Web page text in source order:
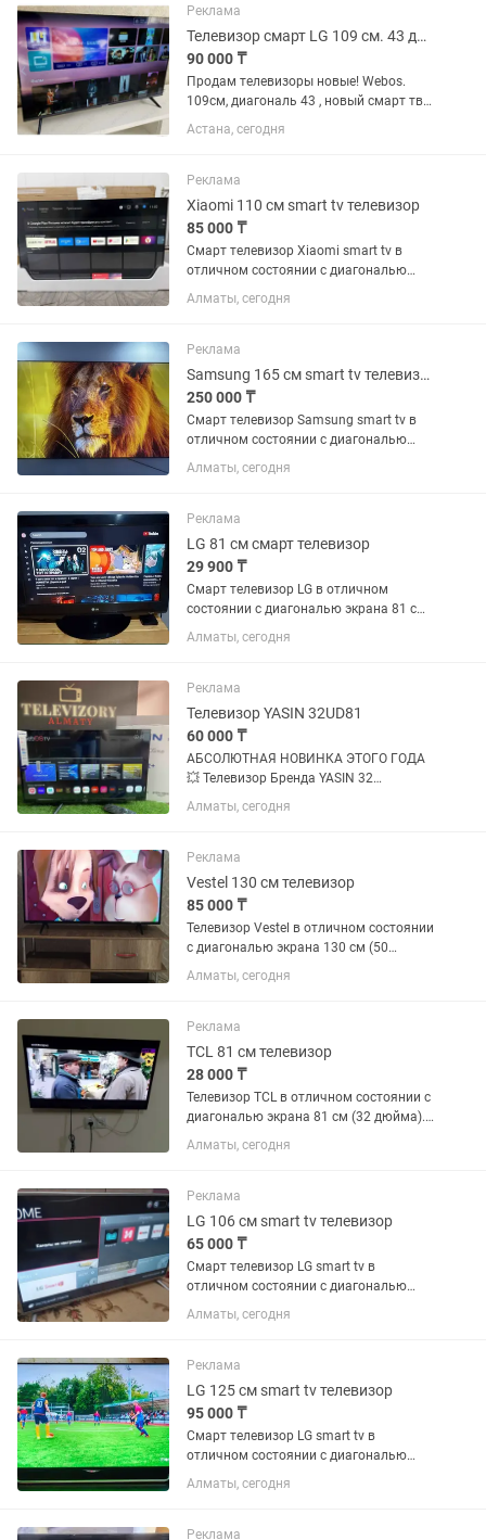
Реклама
Телевизор смарт LG 109 см. 43 диагональ
90 000 ₸
Продам телевизоры новые! Webos.
109см, диагональ 43 , новый смарт тв.
С голосовым пультом ! ! Звоните ,
всегда быстро разбирают.
Астана, сегодня
Реклама
Xiaomi 110 см smart tv телевизор
85 000 ₸
Смарт телевизор Xiaomi smart tv в
отличном состоянии с диагональю
экрана 110 см (43 дюйма). Встроенный
цифровой тюнер с 25 бесплатными
интересных...
Алматы, сегодня
Реклама
Samsung 165 см smart tv телевизор
250 000 ₸
Смарт телевизор Samsung smart tv в
отличном состоянии с диагональю
экрана 165 см (65 дюймов).
Встроенный цифровой тюнер с 25
и много других интересных...
Алматы, сегодня
Реклама
LG 81 см смарт телевизор
29 900 ₸
Смарт телевизор LG в отличном
состоянии с диагональю экрана 81 см
(32 дюйма). WiFi, YouTube и много
других интересных приложений. Пульт
забрать через курьера.
Алматы, сегодня
Реклама
Телевизор YASIN 32UD81
60 000 ₸
АБСОЛЮТНАЯ НОВИНКА ЭТОГО ГОДА
💥 Телевизор Бренда YASIN 32
дюйма/81см теперь на операционной
системе WebOs✅ Это улучшенная
работы, скорости реагирования,
скорости...
Алматы, сегодня
Реклама
Vestel 130 см телевизор
85 000 ₸
Телевизор Vestel в отличном состоянии
с диагональю экрана 130 см (50
дюймов). Встроенный цифровой тюнер
с 25 бесплатными каналами. WiFi,
Алматы, сегодня
Реклама
TCL 81 см телевизор
28 000 ₸
Телевизор TCL в отличном состоянии с
диагональю экрана 81 см (32 дюйма).
Встроенный цифровой тюнер с 25
бесплатными каналами. Пульт в
забрать через курьера.
Алматы, сегодня
Реклама
LG 106 см smart tv телевизор
65 000 ₸
Смарт телевизор LG smart tv в
отличном состоянии с диагональю
экрана 106 см (42 дюйма). Встроенный
цифровой тюнер с 25 бесплатными
интересных...
Алматы, сегодня
Реклама
LG 125 см smart tv телевизор
95 000 ₸
Смарт телевизор LG smart tv в
отличном состоянии с диагональю
экрана 125 см (49 дюймов).
Встроенный цифровой тюнер с 25
и много других интересных...
Алматы, сегодня
Реклама